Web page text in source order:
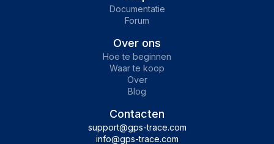
Documentatie
Forum
Over ons
Hoe te beginnen
Waar te koop
Over
Blog
Contacten
support@gps-trace.com
info@gps-trace.com